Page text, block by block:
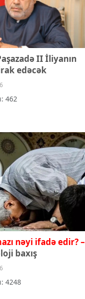
II İliyanın
edəcək
462
nəyi ifadə edir? –
baxış
4248